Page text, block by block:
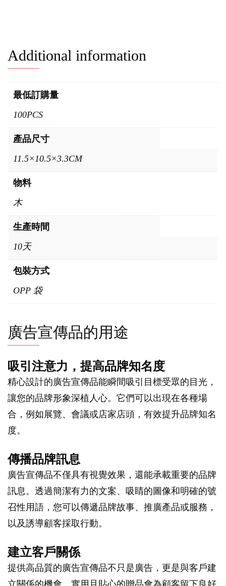
Additional information
最低訂購量
100PCS
產品尺寸
11.5×10.5×3.3CM
物料
木
生產時間
10天
包裝方式
OPP 袋
廣告宣傳品的用途
吸引注意力，提高品牌知名度
精心設計的廣告宣傳品能瞬間吸引目標受眾的目光，
讓您的品牌形象深植人心。它們可以出現在各種場
合，例如展覽、會議或店家店頭，有效提升品牌知名
度。
傳播品牌訊息
廣告宣傳品不僅具有視覺效果，還能承載重要的品牌
訊息。透過簡潔有力的文案、吸睛的圖像和明確的號
召性用語，您可以傳遞品牌故事、推廣產品或服務，
以及誘導顧客採取行動。
建立客戶關係
提供高品質的廣告宣傳品不只是廣告，更是與客戶建